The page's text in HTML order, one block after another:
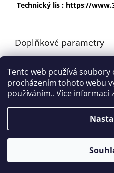
Tento web používá soubory
procházením tohoto webu
používáním.. Více informací
Technický lis : https://
Doplňkové parametry
Hmotnost
0.1 kg
WORCAM.